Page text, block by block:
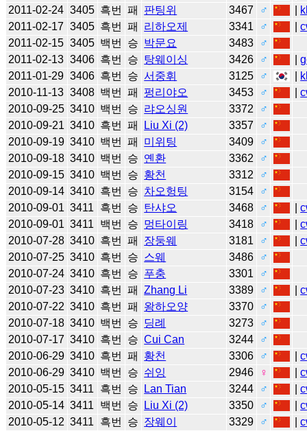
2011-02-24 3405 흑번 패 판팅위 3467 ♂
2011-02-17 3405 흑번 패 리하오제 3341 ♂ |
2011-02-15 3405 백번 승 박문요 3483
♂
2011-02-13 3406 흑번 승 탕웨이싱 3426 ♂ |
2011-01-29 3406 흑번 승 서중휘 3125 ♂
2010-11-13 3408 백번 패 펑리야오 3453 ♂ |
2010-09-25 3410 백번 승 랴오싱원 3372
♂
2010-09-21 3410 흑번 패 Liu Xi (2) 3357
♂
2010-09-19 3410 백번 패 미위팅 3409
♂
2010-09-18 3410 백번 승 옌환 3362
♂
2010-09-15 3410 백번 승 황천 3312
♂
2010-09-14 3410 흑번 승 차오헝팅 3154
♂
2010-09-01 3411 흑번 승 탄샤오 3468 ♂ |
2010-09-01 3411 백번 승 멍타이링 3418 ♂ |
2010-07-28 3410 흑번 패 장둥웨 3181 ♂ |
2010-07-25 3410 흑번 승 스웨 3486
♂
2010-07-24 3410 흑번 승 푸충 3301
♂
2010-07-23 3410 흑번 패 Zhang Li 3389 ♂ |
2010-07-22 3410 흑번 패 왕하오양 3370
♂
2010-07-18 3410 백번 승 딩례 3273
♂
2010-07-17 3410 흑번 승 Cui Can 3244
♂
2010-06-29 3410 흑번 패 황천 3306 ♂ |
2010-06-29 3410 백번 승 쉬잉 2946 ♀ |
2010-05-15 3411 흑번 승 Lan Tian 3244 ♂ |
2010-05-14 3411 백번 승 Liu Xi (2) 3350 ♂ |
2010-05-12 3411 흑번 승 장웨이 3329 ♂ |